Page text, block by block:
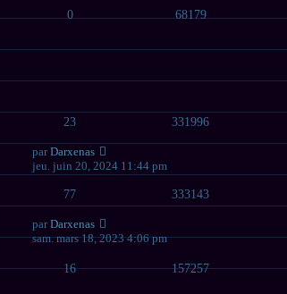
0 68179
23 331996
parDarxenas
jeu. juin 20, 2024 11:44 pm
77 333143
parDarxenas
sam. mars 18, 2023 4:06 pm
16 157257